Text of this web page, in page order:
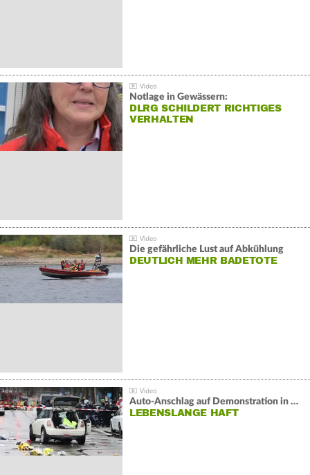
Notlage in Gewässern:
DLRG SCHILDERT RICHTIGES
VERHALTEN
Die gefährliche Lust auf Abkühlung
DEUTLICH MEHR BADETOTE
Auto-Anschlag auf Demonstration in München:
LEBENSLANGE HAFT